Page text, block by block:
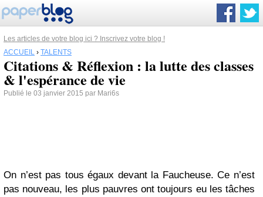
Les articles de votre blog ici ? Inscrivez votre blog !
ACCUEIL › TALENTS
Citations & Réflexion : la lutte des classes
& l'espérance de vie
Publié le 03 janvier 2015 par Mari6s
On n’est pas tous égaux devant la Faucheuse. Ce n’est
pas nouveau, les plus pauvres ont toujours eu les tâches